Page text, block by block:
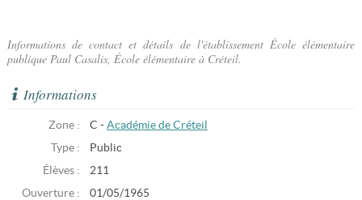
Informations de contact et détails de l'établissement École élémentaire
publique Paul Casalis, École élémentaire à Créteil.
Informations
Zone : C - Académie de Créteil
Type :
Public
Élèves :
211
Ouverture :
01/05/1965